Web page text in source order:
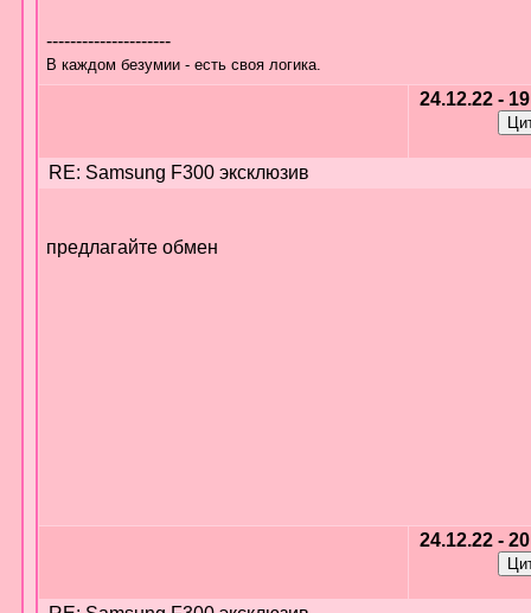
---------------------
В каждом безумии - есть своя логика.
24.12.22 -
RE: Samsung F300 эксклюзив
предлагайте обмен
24.12.22 -